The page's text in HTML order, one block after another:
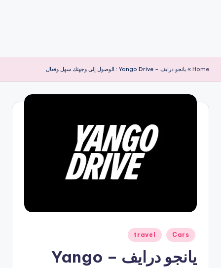
Home
» يانجو درايف – Yango Drive : الوصول إلى وجهتك سهل وفعال
نُشر
في
Cars
travel
يانجو درايف – Yango